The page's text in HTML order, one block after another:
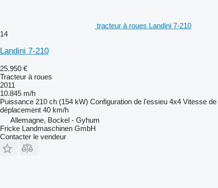
tracteur à roues Landini 7-210
14
Landini 7-210
25.950 €
Tracteur à roues
2011
10.845 m/h
Puissance 210 ch (154 kW) Configuration de l'essieu 4x4 Vitesse de
déplacement 40 km/h
Allemagne, Bockel - Gyhum
Fricke Landmaschinen GmbH
Contacter le vendeur